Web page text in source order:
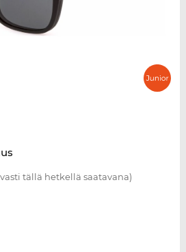
tällä hetkellä saatavana)